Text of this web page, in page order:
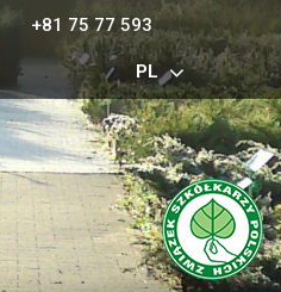
+81 75 77 593
PL